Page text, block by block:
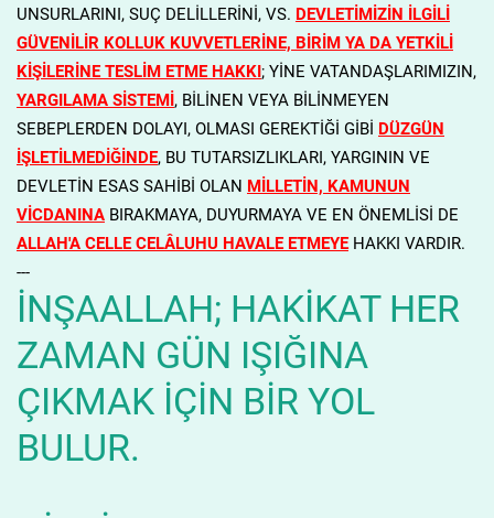
UNSURLARINI, SUÇ DELİLLERİNİ, VS. DEVLETİMİZİN İLGİLİ
GÜVENİLİR KOLLUK KUVVETLERİNE, BİRİM YA DA YETKİLİ
KİŞİLERİNE TESLİM ETME HAKKI ; YİNE VATANDAŞLARIMIZIN,
YARGILAMA SİSTEMİ , BİLİNEN VEYA BİLİNMEYEN
SEBEPLERDEN DOLAYI, OLMASI GEREKTİĞİ GİBİ
DÜZGÜN
İŞLETİLMEDİĞİNDE, BU TUTARSIZLIKLARI, YARGININ VE
DEVLETİN ESAS SAHİBİ OLAN MİLLETİN, KAMUNUN
VİCDANINABIRAKMAYA, DUYURMAYA VE EN ÖNEMLİSİ DE
ALLAH'A CELLE CELÂLUHU HAVALE ETMEYEHAKKI VARDIR.
---
İNŞAALLAH; HAKİKAT HER
ZAMAN GÜN IŞIĞINA
ÇIKMAK İÇİN BİR YOL
BULUR.